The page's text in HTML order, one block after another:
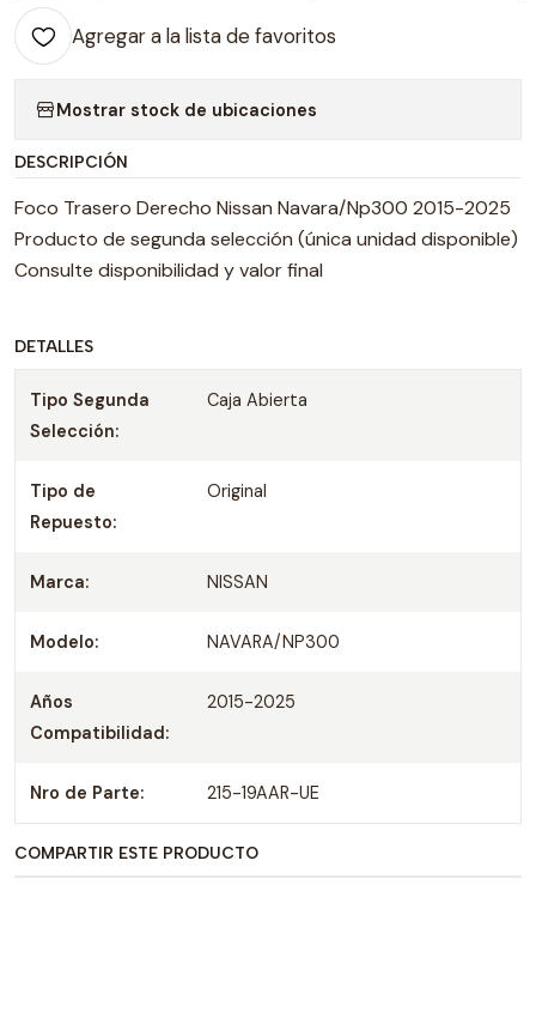
Agregar a la lista de favoritos
Mostrar stock de ubicaciones
DESCRIPCIÓN
Foco Trasero Derecho Nissan Navara/Np300 2015-2025
Producto de segunda selección (única unidad disponible)
Consulte disponibilidad y valor final
DETALLES
Tipo Segunda
Selección:
Caja Abierta
Tipo de
Repuesto:
Original
Marca: NISSAN
Modelo: NAVARA/NP300
Años
Compatibilidad:
2015-2025
Nro de Parte: 215-19AAR-UE
COMPARTIR ESTE PRODUCTO